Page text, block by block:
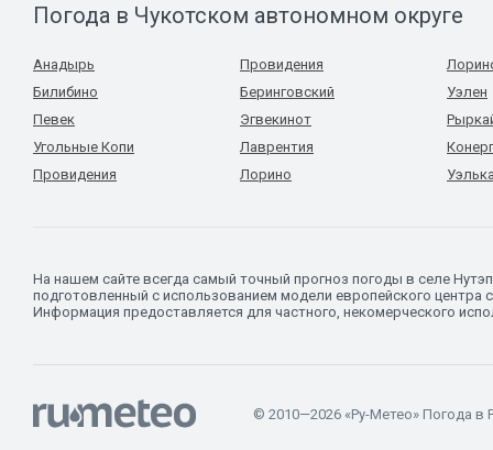
Погода в Чукотском автономном округе
Анадырь
Билибино
Певек
Угольные Копи
Провидения
Провидения
Беринговский
Эгвекинот
Лаврентия
Лорино
Уэлен
На нашем сайте всегда самый точный прогноз погоды в селе
подготовленный с использованием модели европейского центра
Информация предоставляется для частного, некомерческого
© 2010—2026 «Ру-Метео» Погода